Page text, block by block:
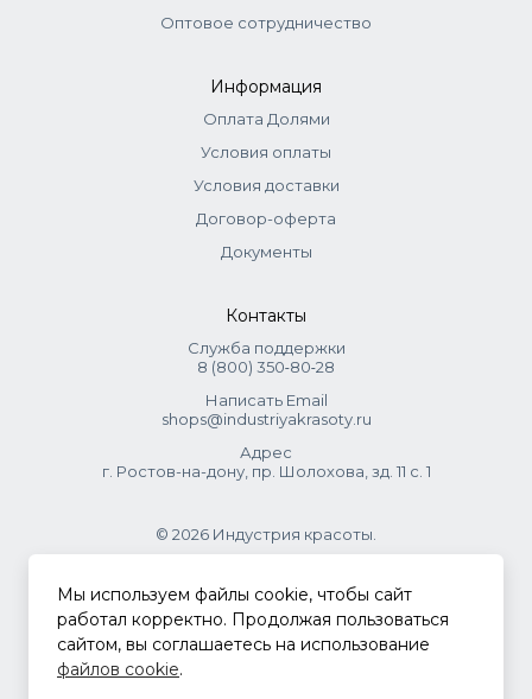
Оптовое сотрудничество
Информация
Оплата Долями
Условия оплаты
Условия доставки
Договор-оферта
Документы
Контакты
Служба поддержки
8 (800) 350‑80‑28
Написать Email
shops@industriyakrasoty.ru
Адрес
г. Ростов-на-дону, пр. Шолохова, зд. 11 с. 1
© 2026 Индустрия красоты.
.
Политика конфиденциальности
Мы используем файлы cookie, чтобы сайт
работал корректно. Продолжая пользоваться
сайтом, вы соглашаетесь на использование
файлов cookie.